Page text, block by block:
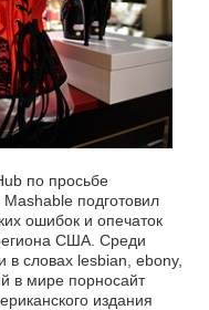
по просьбе
подготовил
ошибок и опечаток
США. Среди
словах lesbian, ebony,
в мире порносайт
издания